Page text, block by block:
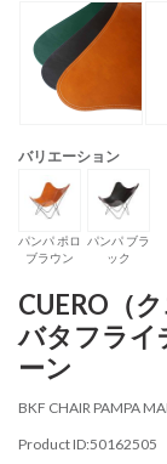
バリエーション
パンパ ポロ
ブラウン
パンパ ブラ
ック
CUERO（
バタフライ
ーン
BKF CHAIR PAMPA
Product ID:50162505